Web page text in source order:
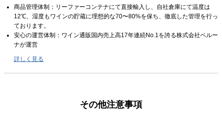
商品管理体制：リーファーコンテナにて直接輸入し、自社倉庫にて温度は
12℃、湿度もワインの貯蔵に理想的な70〜80%を保ち、徹底した管理を行っ
ております。
安心の運営体制：ワイン通販国内売上高17年連続No.1を誇る株式会社ベルー
ナが運営
詳しく見る
その他注意事項